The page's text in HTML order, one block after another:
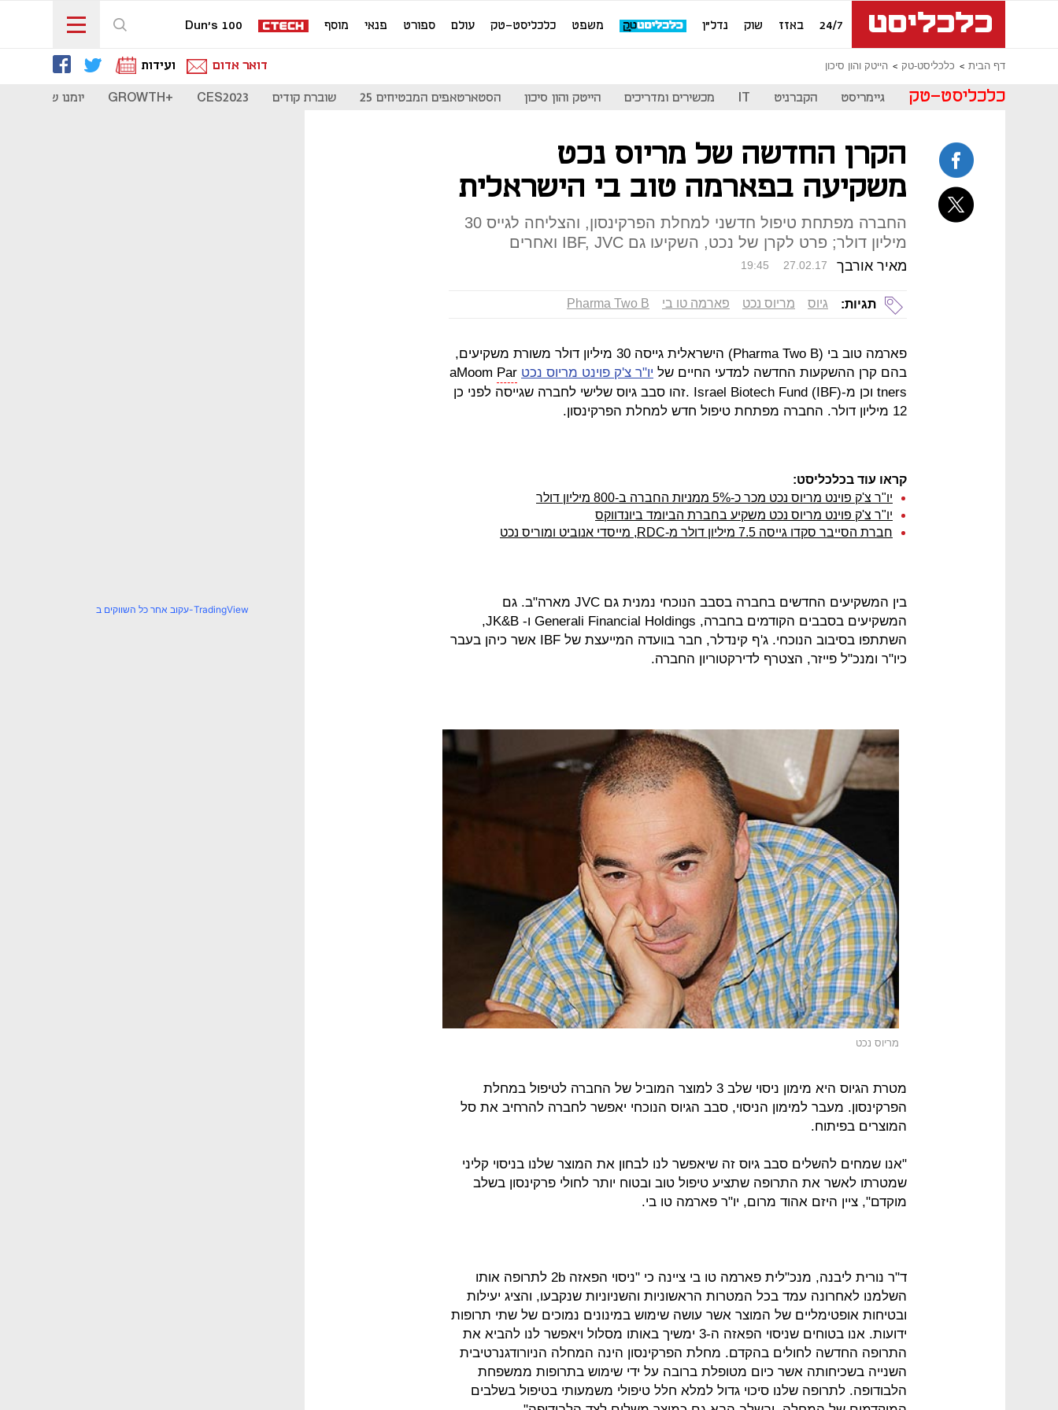
24/7 באזז שוק נדל"ן משפט כלכליסט-טק עולם ספורט פנאי מוסף Dun's 100
דף הבית כלכליסט-טק הייטק והון סיכון דואר אדום ועידות
כלכליסט-טק גיימריסט הקברניט IT מכשירים ומדריכים הייטק והון סיכון הסטארטאפים המבטיחים 25 שוברת קודים CES2023
+GROWTH יומנו של
הקרן החדשה של מריוס נכט
משקיעה בפארמה טוב בי הישראלית
החברה מפתחת טיפול חדשני למחלת הפרקינסון, והצליחה לגייס 30
מיליון דולר; פרט לקרן של נכט, השקיעו גם IBF, JVC ואחרים
מאיר אורבך 19:45 27.02.17
תגיות: גיוס מריוס נכט פארמה טו בי Pharma Two B
פארמה טוב בי (Pharma Two B) הישראלית גייסה 30 מיליון דולר משורת משקיעים,
בהם קרן ההשקעות החדשה למדעי החיים של יו"ר צ'ק פוינט מריוס נכט Par
tners וכן מ-Israel Biotech Fund (IBF) .זהו סבב גיוס שלישי לחברה שגייסה לפני כן
12 מיליון דולר. החברה מפתחת טיפול חדש למחלת הפרקינסון.
קראו עוד בכלכליסט:
יו"ר צ'ק פוינט מריוס נכט מכר כ-5% ממניות החברה ב-800 מיליון דולר
יו"ר צ'ק פוינט מריוס נכט משקיע בחברת הביומד ביונדווקס
חברת הסייבר סקדו גייסה 7.5 מיליון דולר מ-RDC, מייסדי אנוביט ומוריס נכט
בין המשקיעים החדשים בחברה בסבב הנוכחי נמנית גם JVC מארה"ב. גם
המשקיעים בסבבים הקודמים בחברה, Generali Financial Holdings ו- JK&B,
השתתפו בסיבוב הנוכחי. ג'ף קינדלר, חבר בוועדה המייעצת של IBF אשר כיהן בעבר
כיו"ר ומנכ"ל פייזר, הצטרף לדירקטוריון החברה.
מריוס נכט
מטרת הגיוס היא מימון ניסוי שלב 3 למוצר המוביל של החברה לטיפול במחלת
הפרקינסון. מעבר למימון הניסוי, סבב הגיוס הנוכחי יאפשר לחברה להרחיב את סל
המוצרים בפיתוח.
"אנו שמחים להשלים סבב גיוס זה שיאפשר לנו לבחון את המוצר שלנו בניסוי קליני
שמטרתו לאשר את התרופה שתציע טיפול טוב ובטוח יותר לחולי פרקינסון בשלב
מוקדם", ציין היזם אהוד מרום, יו"ר פארמה טו בי.
ד"ר נורית ליבנה, מנכ"לית פארמה טו בי ציינה כי "ניסוי הפאזה 2b לתרופה אותו
השלמנו לאחרונה עמד בכל המטרות הראשוניות והשניוניות שנקבעו, והציג יעילות
ובטיחות אופטימליים של המוצר אשר עושה שימוש במינונים נמוכים של שתי תרופות
ידועות. אנו בטוחים שניסוי הפאזה ה-3 ימשיך באותו מסלול ויאפשר לנו להביא את
התרופה החדשה לחולים בהקדם. מחלת הפרקינסון הינה המחלה הניורודגנרטיבית
השנייה בשכיחותה אשר כיום מטופלת ברובה על ידי שימוש בתרופות ממשפחת
הלבודופה. לתרופה שלנו סיכוי גדול למלא חלל טיפולי משמעותי בטיפול בשלבים
עקוב אחר כל השווקים ב-TradingView